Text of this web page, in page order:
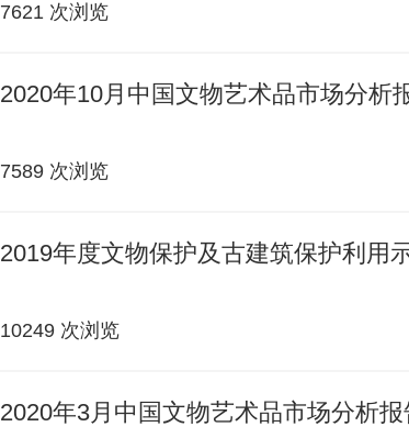
7621 次浏览
2020年10月中国文物艺术品市场分析
7589 次浏览
2019年度文物保护及古建筑保护利用
10249 次浏览
2020年3月中国文物艺术品市场分析报